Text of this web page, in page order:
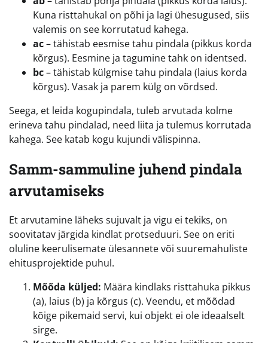
Kuna risttahukal on põhi ja lagi ühesugused, siis
valemis on see korrutatud kahega.
ac– tähistab eesmise tahu pindala (pikkus korda
kõrgus). Eesmine ja tagumine tahk on identsed.
bc– tähistab külgmise tahu pindala (laius korda
kõrgus). Vasak ja parem külg on võrdsed.
Seega, et leida kogupindala, tuleb arvutada kolme
erineva tahu pindalad, need liita ja tulemus korrutada
kahega. See katab kogu kujundi välispinna.
Samm-sammuline juhend pindala
arvutamiseks
Et arvutamine läheks sujuvalt ja vigu ei tekiks, on
soovitatav järgida kindlat protseduuri. See on eriti
oluline keerulisemate ülesannete või suuremahuliste
ehitusprojektide puhul.
Mõõda küljed: Määra kindlaks risttahuka pikkus
(a), laius (b) ja kõrgus (c). Veendu, et mõõdad
kõige pikemaid servi, kui objekt ei ole ideaalselt
sirge.